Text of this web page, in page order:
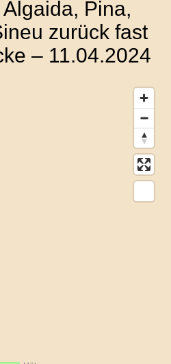
Pina,
zurück fast
– 11.04.2024